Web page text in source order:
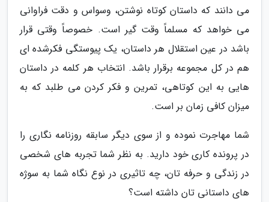
می دانند که داستان کوتاه نوشتن، وسواس و دقت فراوانی
می خواهد که مسلماً وقت گیر است. خصوصاً وقتی قرار
باشد در عین استقلال هر داستان، یک پیوستگی فکرشده ای
هم در کل مجموعه برقرار باشد. انتخاب هر کلمه در داستان
هایی به این کوتاهی، تمرین و فکر کردن می طلبد که به
میزان کافی زمان بر است.
شما مهاجرت نموده و از سوی دیگر سابقه روزنامه نگاری را
در پرونده کاری خود دارید. به نظر شما تجربه های شخصی
در زندگی و حرفه تان، چه تاثیری در نوع نگاه شما به سوژه
های داستانی تان داشته است؟